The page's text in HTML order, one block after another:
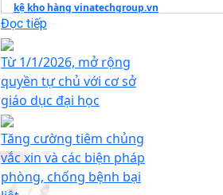
kệ kho hàng vinatechgroup.vn
Mẫu Gạch Bông Gió ĐỏĐẹp Cho Mặt Tiền
Xưởng đồng phục Nam Phương
Trang thông tin dự ánVinhomes Hóc Môn
xây nhà trọn gói tại Hà Nội
Đọc tiếp
Từ 1/1/2026, mở rộng
quyền tự chủ với cơ sở
giáo dục đại học
Tăng cường tiêm chủng
vắc xin và các biện pháp
phòng, chống bệnh bại